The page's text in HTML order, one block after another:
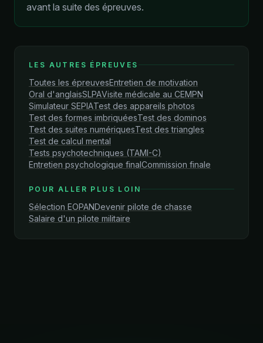
avant la suite des épreuves.
LES AUTRES ÉPREUVES
Toutes les épreuvesEntretien de motivation
Oral d'anglaisSLPAVisite médicale au CEMPN
Simulateur SEPIATest des appareils photos
Test des formes imbriquéesTest des dominos
Test des suites numériquesTest des triangles
Test de calcul mental
Tests psychotechniques (TAMI-C)
Entretien psychologique finalCommission finale
POUR ALLER PLUS LOIN
Sélection EOPANDevenir pilote de chasse
Salaire d'un pilote militaire